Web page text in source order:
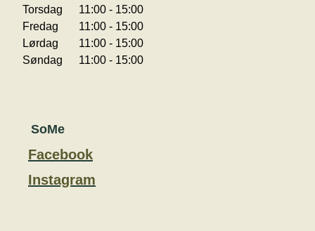
Torsdag
11:00 - 15:00
Fredag
11:00 - 15:00
Lørdag
11:00 - 15:00
Søndag
11:00 - 15:00
SoMe
Facebook
Instagram